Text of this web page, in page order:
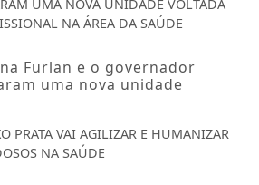
Furlan e o governador
uma nova unidade